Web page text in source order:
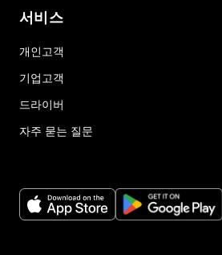
서비스
개인고객
기업고객
드라이버
자주 묻는 질문